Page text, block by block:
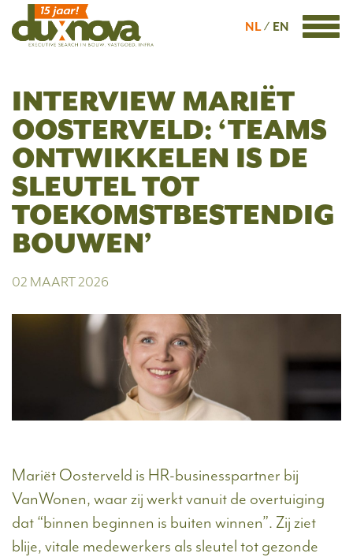
NL EN
INTERVIEW MARIËT
OOSTERVELD: ‘TEAMS
ONTWIKKELEN IS DE
SLEUTEL TOT
TOEKOMSTBESTENDIG
BOUWEN’
02 MAART 2026
Mariët Oosterveld is HR-businesspartner bij
VanWonen, waar zij werkt vanuit de overtuiging
dat “binnen beginnen is buiten winnen”. Zij ziet
blije, vitale medewerkers als sleutel tot gezonde